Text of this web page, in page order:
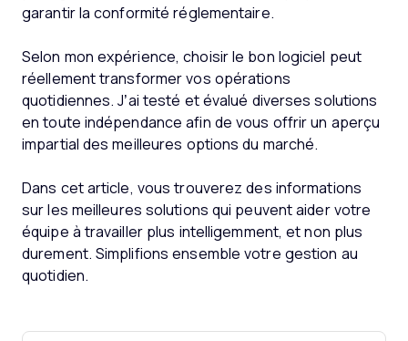
garantir la conformité réglementaire.
Selon mon expérience, choisir le bon logiciel peut
réellement transformer vos opérations
quotidiennes. J’ai testé et évalué diverses solutions
en toute indépendance afin de vous offrir un aperçu
impartial des meilleures options du marché.
Dans cet article, vous trouverez des informations
sur les meilleures solutions qui peuvent aider votre
équipe à travailler plus intelligemment, et non plus
durement. Simplifions ensemble votre gestion au
quotidien.